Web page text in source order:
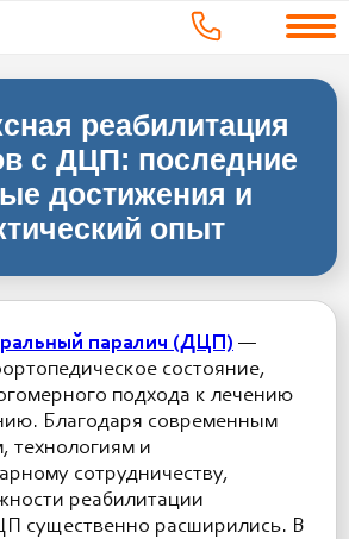
реабилитация
с ДЦП: последние
достижения и
опыт
паралич (ДЦП) —
состояние,
подхода к лечению
Благодаря современным
технологиям и
сотрудничеству,
реабилитации
существенно расширились. В